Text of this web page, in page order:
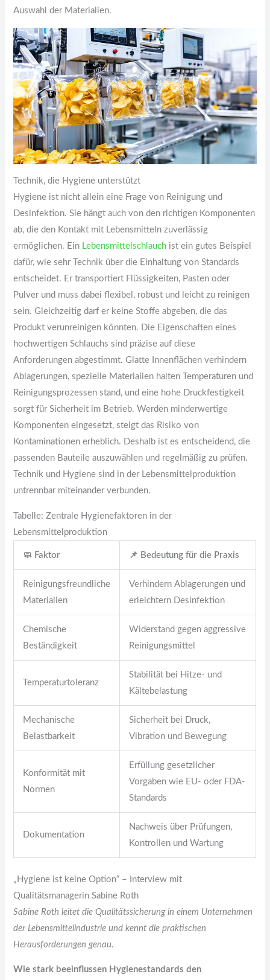
Auswahl der Materialien.
Technik, die Hygiene unterstützt
Hygiene ist nicht allein eine Frage von Reinigung und
Desinfektion. Sie hängt auch von den richtigen Komponenten
ab, die den Kontakt mit Lebensmitteln zuverlässig
ermöglichen. Ein Lebensmittelschlauch ist ein gutes Beispiel
dafür, wie sehr Technik über die Einhaltung von Standards
entscheidet. Er transportiert Flüssigkeiten, Pasten oder
Pulver und muss dabei flexibel, robust und leicht zu reinigen
sein. Gleichzeitig darf er keine Stoffe abgeben, die das
Produkt verunreinigen könnten. Die Eigenschaften eines
hochwertigen Schlauchs sind präzise auf diese
Anforderungen abgestimmt. Glatte Innenflächen verhindern
Ablagerungen, spezielle Materialien halten Temperaturen und
Reinigungsprozessen stand, und eine hohe Druckfestigkeit
sorgt für Sicherheit im Betrieb. Werden minderwertige
Komponenten eingesetzt, steigt das Risiko von
Kontaminationen erheblich. Deshalb ist es entscheidend, die
passenden Bauteile auszuwählen und regelmäßig zu prüfen.
Technik und Hygiene sind in der Lebensmittelproduktion
untrennbar miteinander verbunden.
Tabelle: Zentrale Hygienefaktoren in der
Lebensmittelproduktion
🧼 Faktor 📌 Bedeutung für die Praxis
Reinigungsfreundliche
Materialien
Verhindern Ablagerungen und
erleichtern Desinfektion
Chemische
Beständigkeit
Widerstand gegen aggressive
Reinigungsmittel
Temperaturtoleranz
Stabilität bei Hitze- und
Kältebelastung
Mechanische
Belastbarkeit
Sicherheit bei Druck,
Vibration und Bewegung
Konformität mit
Normen
Erfüllung gesetzlicher
Vorgaben wie EU- oder FDA-
Standards
Dokumentation
Nachweis über Prüfungen,
Kontrollen und Wartung
„Hygiene ist keine Option“ – Interview mit
Qualitätsmanagerin Sabine Roth
Sabine Roth leitet die Qualitätssicherung in einem Unternehmen
der Lebensmittelindustrie und kennt die praktischen
Herausforderungen genau.
Wie stark beeinflussen Hygienestandards den